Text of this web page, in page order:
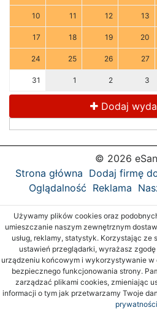
10 11 12 13
17 18 19 20
24 25 26 27
31 1 2 3
Dodaj
© 2026
Strona główna Dodaj firmę
Oglądalność Reklama
Używamy plików cookies oraz
umieszczanie naszym zewnętrznym
usług, reklamy, statystyk. Korzystając
ustawień przeglądarki, wyrażasz
urządzeniu końcowym i wykorzystywanie
bezpiecznego funkcjonowania strony.
zarządzać plikami cookies, zmieniając
informacji o tym jak przetwarzamy Twoje